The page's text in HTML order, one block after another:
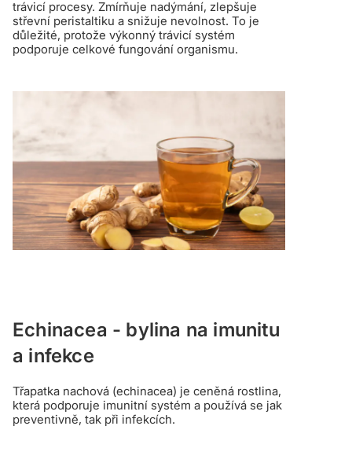
trávicí procesy. Zmírňuje nadýmání, zlepšuje
střevní peristaltiku a snižuje nevolnost. To je
důležité, protože výkonný trávicí systém
podporuje celkové fungování organismu.
Echinacea - bylina na imunitu
a infekce
Třapatka nachová (echinacea) je ceněná rostlina,
která podporuje imunitní systém a používá se jak
preventivně, tak při infekcích.